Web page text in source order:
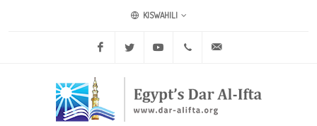
KISWAHILI
Facebook Twitter Youtube +20 2 25970400